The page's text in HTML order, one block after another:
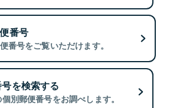
番号
番号をご覧いただけます。
を検索する
別郵便番号をお調べします。